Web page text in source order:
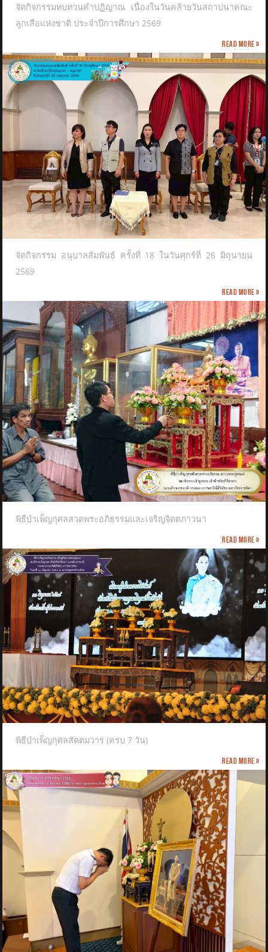
จัดกิจกรรมทบทวนคำปฏิญาณ เนื่องในวันคล้ายวันสถาปนาคณะ
ลูกเสือแห่งชาติ​ ประจำปีการศึกษา 2569
Read more »
จัดกิจกรรม อนุบาลสัมพันธ์ ครั้งที่ 18 ในวันศุกร์ที่ 26 มิถุนายน
2569
Read more »
พิธีบำเพ็ญกุศลสวดพระอภิธรรมและเจริญจิตตภาวนา
Read more »
พิธีบำเพ็ญกุศลสัตตมวาร (ครบ 7 วัน)
Read more »